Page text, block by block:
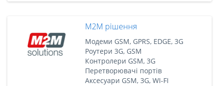
M2M рішення
Модеми GSM, GPRS, EDGE, 3G
Роутери 3G, GSM
Контролери GSM, 3G
Перетворювачі портів
Аксесуари GSM, 3G, WI-FI